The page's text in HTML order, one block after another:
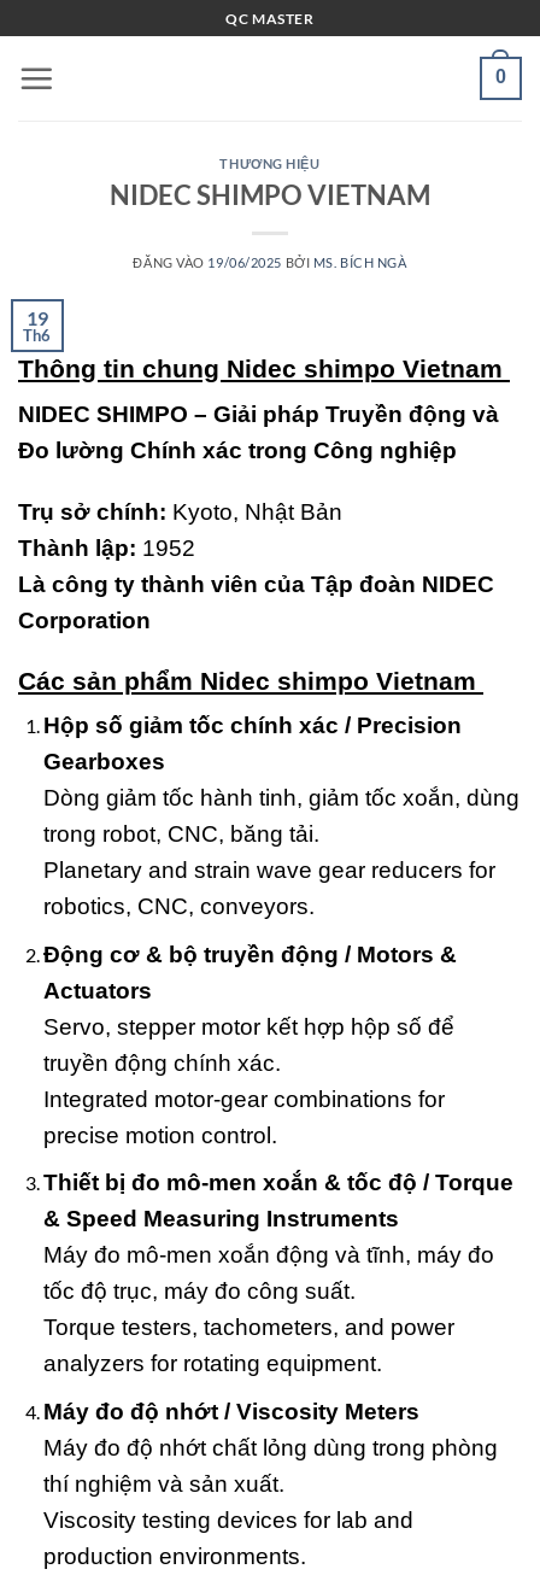
qua
nội
QC MASTER
0
THƯƠNG HIỆU
NIDEC SHIMPO VIETNAM
ĐĂNG VÀO 19/06/2025 BỞI MS. BÍCH NGÀ
19
Th6
Thông tin chung Nidec shimpo Vietnam
NIDEC SHIMPO – Giải pháp Truyền động và
Đo lường Chính xác trong Công nghiệp
Trụ sở chính: Kyoto, Nhật Bản
Thành lập: 1952
Là công ty thành viên của Tập đoàn NIDEC
Corporation
Các sản phẩm Nidec shimpo Vietnam
Hộp số giảm tốc chính xác / Precision
Gearboxes
Dòng giảm tốc hành tinh, giảm tốc xoắn, dùng
trong robot, CNC, băng tải.
Planetary and strain wave gear reducers for
robotics, CNC, conveyors.
Động cơ & bộ truyền động / Motors &
Actuators
Servo, stepper motor kết hợp hộp số để
truyền động chính xác.
Integrated motor-gear combinations for
precise motion control.
Thiết bị đo mô-men xoắn & tốc độ / Torque
& Speed Measuring Instruments
Máy đo mô-men xoắn động và tĩnh, máy đo
tốc độ trục, máy đo công suất.
Torque testers, tachometers, and power
analyzers for rotating equipment.
Máy đo độ nhớt / Viscosity Meters
Máy đo độ nhớt chất lỏng dùng trong phòng
thí nghiệm và sản xuất.
Viscosity testing devices for lab and
production environments.